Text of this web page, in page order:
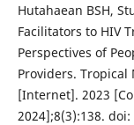
Hutahaean BSH,
Facilitators to HIV
Perspectives of
Providers.
[Internet]. 2023
2024];8(3):138.